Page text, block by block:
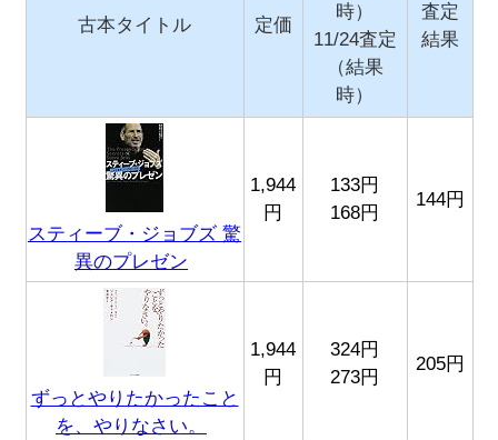
古本タイトル 定価
時）
11/24査定
（結果
時）
査定
結果
スティーブ・ジョブズ 驚
異のプレゼン
1,944
円
133円
168円
144円
ずっとやりたかったこと
を、やりなさい。
1,944
円
324円
273円
205円